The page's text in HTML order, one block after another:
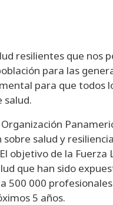
resilientes que
para las
para que todos
salud.
salud y
objetivo de la
que han sido
000
5 años.